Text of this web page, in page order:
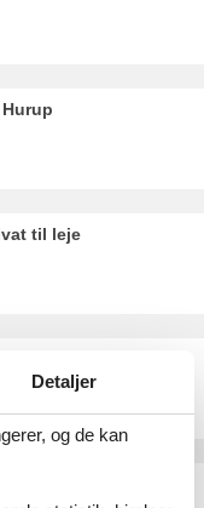
til leje
Detaljer
og de kan